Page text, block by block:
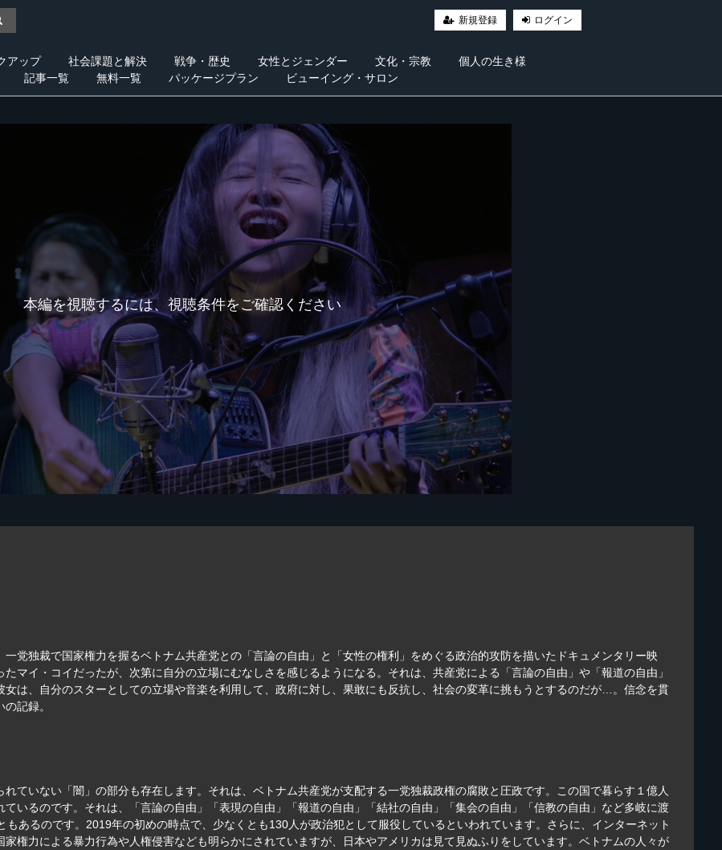
新規登録 ログイン
アップ 社会課題と解決 戦争・歴史 女性とジェンダー 文化・宗教
個人の生き様
記事一覧 無料一覧 パッケージプラン ビューイング・サロン
本編を視聴するには、視聴条件をご確認ください
党独裁で国家権力を握るベトナム共産党との「言論の自由」と「女性の権利」をめぐる政治的攻防を描いたドキュメンタリー映
マイ・コイだったが、次第に自分の立場にむなしさを感じるようになる。それは、共産党による「言論の自由」や「報道の自由」
は、自分のスターとしての立場や音楽を利用して、政府に対し、果敢にも反抗し、社会の変革に挑もうとするのだが…。信念を貫
記録。
ていない「闇」の部分も存在します。それは、ベトナム共産党が支配する一党独裁政権の腐敗と圧政です。この国で暮らす１億人
いるのです。それは、「言論の自由」「表現の自由」「報道の自由」「結社の自由」「集会の自由」「信教の自由」など多岐に渡
あるのです。2019年の初めの時点で、少なくとも130人が政治犯として服役しているといわれています。さらに、インターネット
権力による暴力行為や人権侵害なども明らかにされていますが、日本やアメリカは見て見ぬふりをしています。ベトナムの人々が